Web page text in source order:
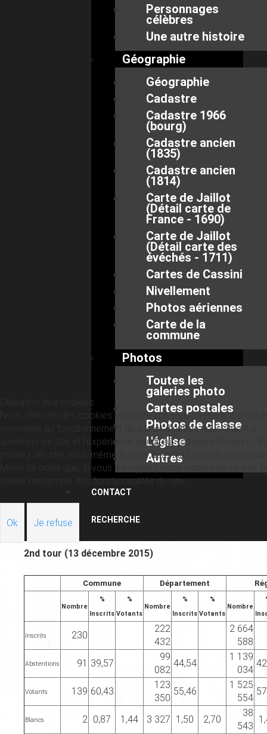
Personnages
célèbres
Une autre histoire
Géographie
Géographie
Cadastre
Cadastre 1966
(bourg)
Cadastre ancien
(1835)
Cadastre ancien
(1814)
Carte de Jaillot
(Détail carte de
France - 1690)
Carte de Jaillot
(Détail carte des
évéchés - 1711)
Cartes de Cassini
Nivellement
Photos aériennes
Carte de la
commune
Photos
Toutes les
galeries photo
Cartes postales
Photos de classe
L'église
Autres
CONTACT
RECHERCHE
2nd tour (13 décembre 2015)
Commune Département
Nombre
%
Inscrits
%
Votants
Nombre
%
Inscrits
%
Votants
Nombre
Inscrits 230
222
432
2 664
588
Abstentions 91 39,57
99
082
44,54
1 139
034
Votants 139 60,43
123
350
55,46
1 525
554
Blancs 2 0,87 1,44 3 327 1,50 2,70
38
543
Utilisation des cookies
Nous utilisons des cookies sur notre site web. Certains d’entre
essentiels au fonctionnement du site et d’autres nous aident à
améliorer ce site et l’expérience utilisateur (cookies traceurs).
pouvez décider vous-même si vous autorisez ou non ces
Merci de noter que, si vous les rejetez, vous risquez de ne pas
utiliser l’ensemble des fonctionnalités du site.
Ok Je refuse